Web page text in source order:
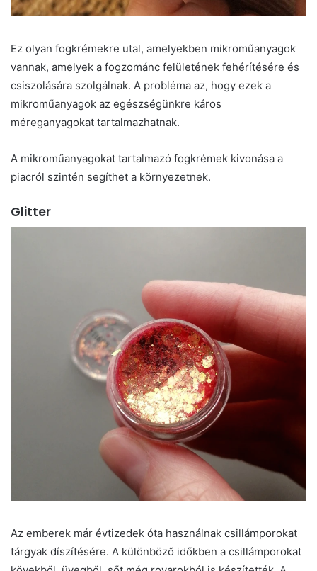
Ez olyan fogkrémekre utal, amelyekben mikroműanyagok
vannak, amelyek a fogzománc felületének fehérítésére és
csiszolására szolgálnak. A probléma az, hogy ezek a
mikroműanyagok az egészségünkre káros
méreganyagokat tartalmazhatnak.
A mikroműanyagokat tartalmazó fogkrémek kivonása a
piacról szintén segíthet a környezetnek.
Glitter
Az emberek már évtizedek óta használnak csillámporokat
tárgyak díszítésére. A különböző időkben a csillámporokat